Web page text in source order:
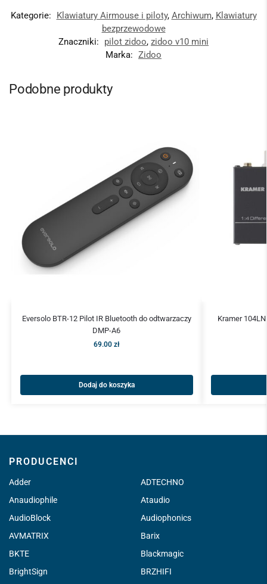
Kategorie: Klawiatury Airmouse i piloty, Archiwum, Klawiatury
bezprzewodowe
Znaczniki:
pilot zidoo, zidoo v10 mini
Marka: Zidoo
Podobne produkty
Eversolo BTR-12 Pilot IR Bluetooth do odtwarzaczy
DMP-A6
69.00 zł
Dodaj do koszyka
Kramer
PRODUCENCI
Adder
ADTECHNO
Anaudiophile
Ataudio
AudioBlock
Audiophonics
AVMATRIX
Barix
BKTE
Blackmagic
BrightSign
BRZHIFI